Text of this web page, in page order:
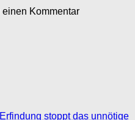
Kommentar
stoppt das unnötige